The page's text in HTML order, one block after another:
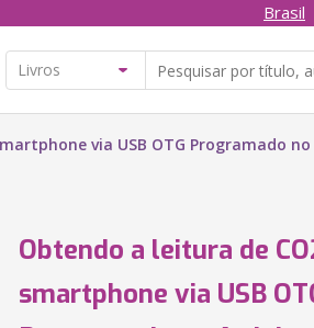
Brasil
via USB OTG Programado
Obtendo a leitura de
smartphone via USB